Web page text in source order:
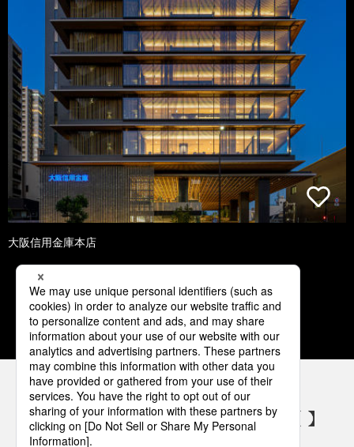
大阪信用金庫本店
1 2 3 4 5
パナソニックの電気設備 SNSアカウント